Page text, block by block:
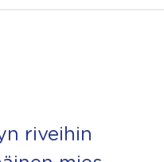
riveihin